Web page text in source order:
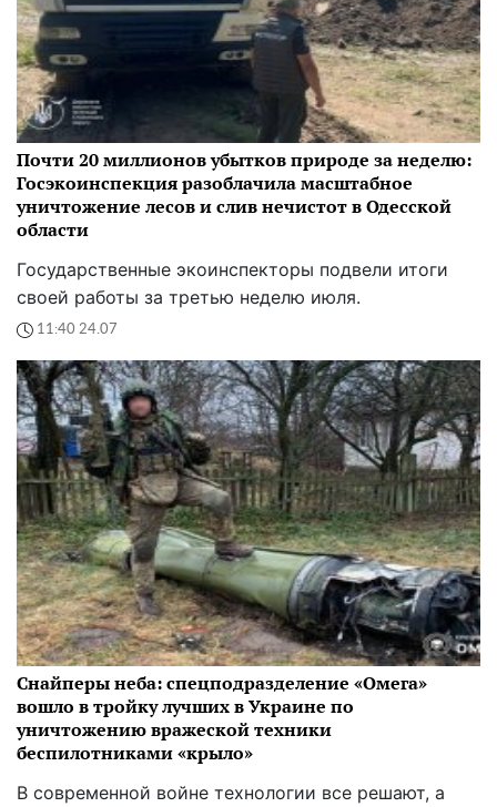
Почти 20 миллионов убытков природе за неделю:
Госэкоинспекция разоблачила масштабное
уничтожение лесов и слив нечистот в Одесской
области
Государственные экоинспекторы подвели итоги
своей работы за третью неделю июля.
11:40 24.07
Снайперы неба: спецподразделение «Омега»
вошло в тройку лучших в Украине по
уничтожению вражеской техники
беспилотниками «крыло»
В современной войне технологии все решают, а